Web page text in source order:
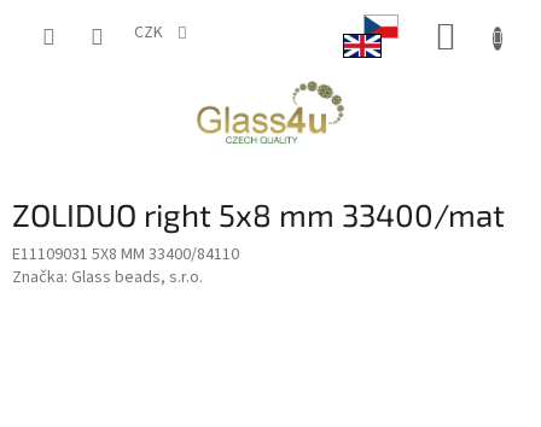
CZK
ZOLIDUO right 5x8 mm 33400/mat
E11109031 5X8 MM 33400/84110
Značka: Glass beads, s.r.o.